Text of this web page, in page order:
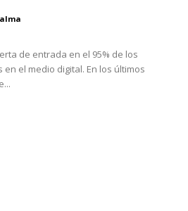
de entrada en el 95% de los
el medio digital. En los últimos